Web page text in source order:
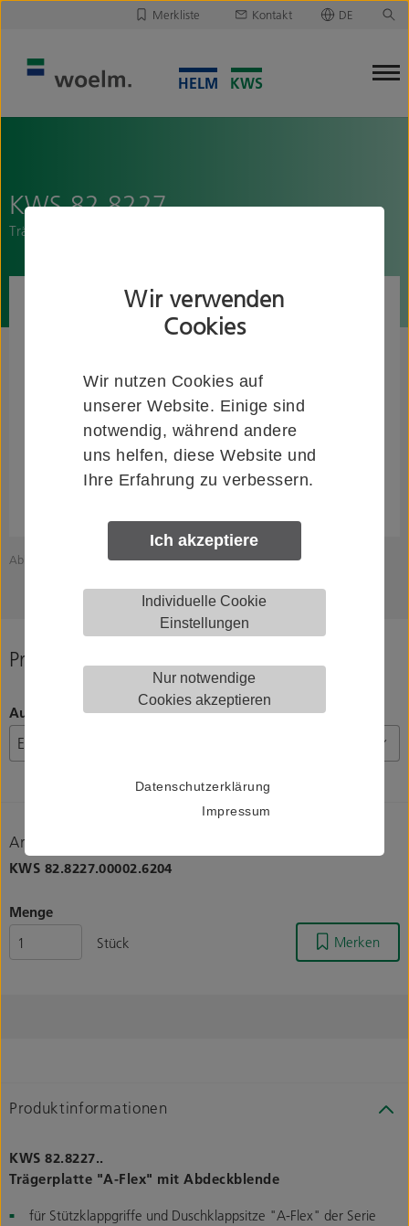
Wir verwenden
Cookies
Wir nutzen Cookies auf
unserer Website. Einige sind
notwendig, während andere
uns helfen, diese Website und
Ihre Erfahrung zu verbessern.
Ich akzeptiere
Individuelle Cookie
Einstellungen
Nur notwendige
Cookies akzeptieren
Datenschutzerklärung
Impressum
Merkliste Kontakt DE
KWS 82.8227..
Trägerplatte "A-Flex" mit Abdeckblende
Abbildung zeigt KWS 82.8227.00002.6204
Produkt konfigurieren
Ausführung
Artikelnummer
KWS 82.8227.00002.6204
Menge
Stück
Merken
Produktinformationen
KWS 82.8227..
Trägerplatte "A-Flex" mit Abdeckblende
für Stützklappgriffe und Duschklappsitze "A-Flex" der Serie